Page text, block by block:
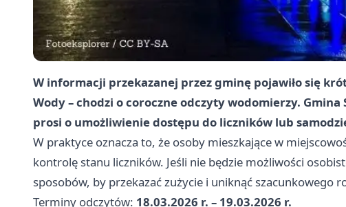
W informacji przekazanej przez gminę pojawiło się
Wody – chodzi o coroczne odczyty wodomierzy.
prosi o umożliwienie dostępu do liczników lub
W praktyce oznacza to, że osoby mieszkające w
kontrolę stanu liczników. Jeśli nie będzie możliwości
sposobów, by przekazać zużycie i uniknąć szacunkowego
Terminy odczytów: 18.03.2026 r. – 19.03.2026 r.